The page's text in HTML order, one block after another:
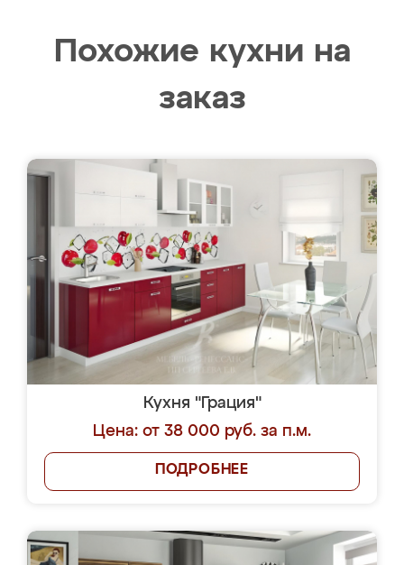
Похожие кухни на
заказ
Кухня "Грация"
Цена: от 38 000 руб. за п.м.
ПОДРОБНЕЕ